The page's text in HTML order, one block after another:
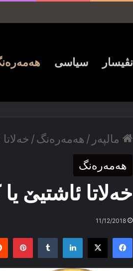
نڤیسار سیاسی
مالپەر / ھەمەرەنگ/
ھەمەرەنگ
خه‌لاتا ئاشتیێ
11/12/2018
Facebook
X
LinkedIn
Tumblr